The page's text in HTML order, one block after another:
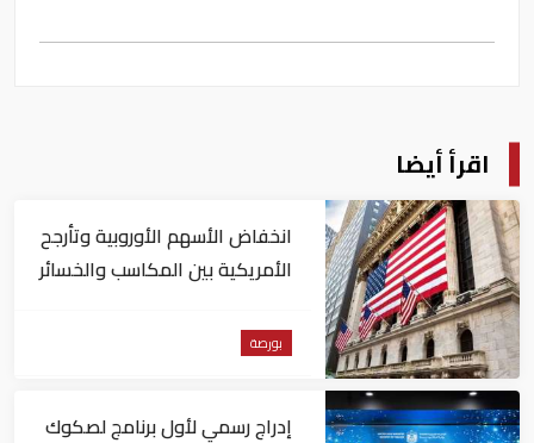
الورق "مبكو"، بنسبة 1.13%.
الأسهم الأكثر ارتفاعا
بورصة البحرين
تابع آخر أخبارنا على أخبار غوغول نيوز
التعليقات